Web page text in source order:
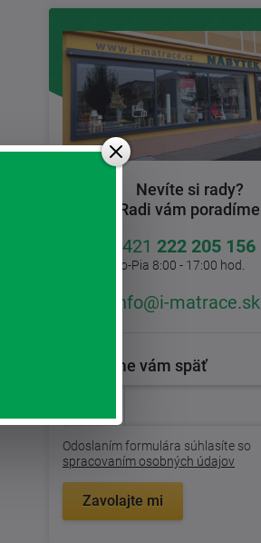
Nevíte si rady?
Radi vám poradíme
+421 222 205 156
Po-Pia 8:00 - 17:00 hod.
info@i-matrace.sk
Zavoláme vám späť
Odoslaním formulára súhlasíte so
spracovaním osobných údajov
Zavolajte mi